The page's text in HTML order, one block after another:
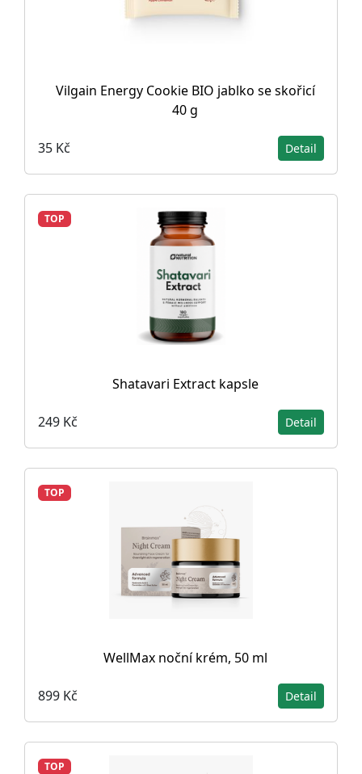
Vilgain Energy Cookie BIO jablko se skořicí
40 g
35 Kč Detail
TOP
Shatavari Extract kapsle
249 Kč Detail
TOP
WellMax noční krém, 50 ml
899 Kč Detail
TOP